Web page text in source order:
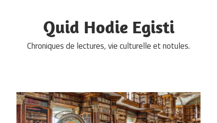
Quid Hodie Egisti
Chroniques de lectures, vie culturelle et notules.